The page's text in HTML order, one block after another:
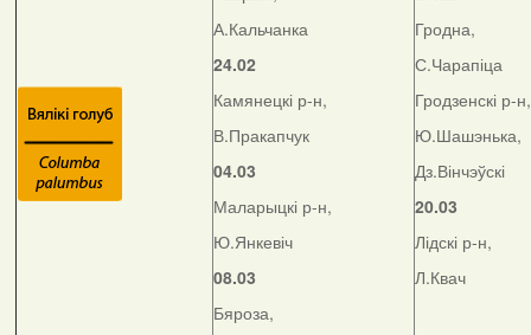
А.Кальчанка
24.02
Камянецкі р-н,
В.Пракапчук
04.03
Маларыцкі р-н,
Ю.Янкевіч
08.03
Бяроза,
Гродна,
С.Чарапіца
Гродзенскі р-н,
Ю.Шашэнька,
Дз.Вінчэўскі
20.03
Лідскі р-н,
Л.Квач